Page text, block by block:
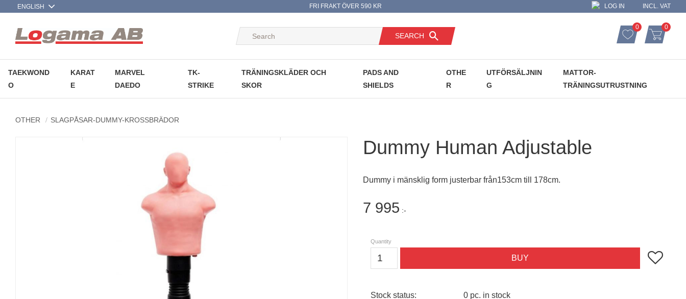
FRI FRAKT ÖVER 590 KR INCL. VAT
LOG IN
SEARCH
FAVORITES
FAVORITES
0 BASKETITEMS
0
TAEKWOND
O
KARAT
E
MARVEL
DAEDO
TK-
STRIKE
TRÄNINGSKLÄDER OCH
SKOR
PADS AND
SHIELDS
OTHE
R
UTFÖRSÄLJNIN
G
MATTOR-
TRÄNINGSUTRUSTNING
OTHER SLAGPÅSAR-DUMMY-KROSSBRÄDOR
Dummy Human Adjustable
Dummy i mänsklig form justerbar från153cm till 178cm.
7 995 :-
Quantity
BUY Add to
Stock status
0 pc. in stock